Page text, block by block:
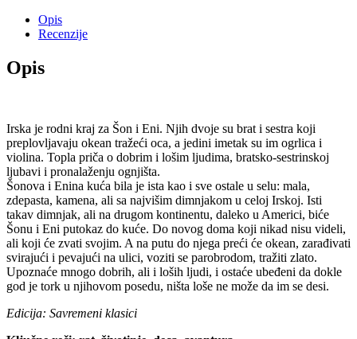
Opis
Recenzije
Opis
Irska je rodni kraj za Šon i Eni. Njih dvoje su brat i sestra koji
preplovljavaju okean tražeći oca, a jedini imetak su im ogrlica i
violina. Topla priča o dobrim i lošim ljudima, bratsko-sestrinskoj
ljubavi i pronalaženju ognjišta.
Šonova i Enina kuća bila je ista kao i sve ostale u selu: mala,
zdepasta, kamena, ali sa najvišim dimnjakom u celoj Irskoj. Isti
takav dimnjak, ali na drugom kontinentu, daleko u Americi, biće
Šonu i Eni putokaz do kuće. Do novog doma koji nikad nisu videli,
ali koji će zvati svojim. A na putu do njega preći će okean, zarađivati
svirajući i pevajući na ulici, voziti se parobrodom, tražiti zlato.
Upoznaće mnogo dobrih, ali i loših ljudi, i ostaće ubeđeni da dokle
god je tork u njihovom posedu, ništa loše ne može da im se desi.
Edicija: Savremeni klasici